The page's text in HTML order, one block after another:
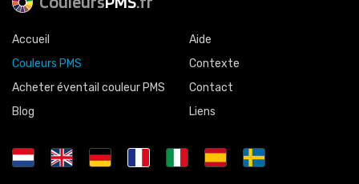
Accueil
Couleurs PMS
Acheter éventail couleur PMS
Blog
Aide
Contexte
Contact
Liens